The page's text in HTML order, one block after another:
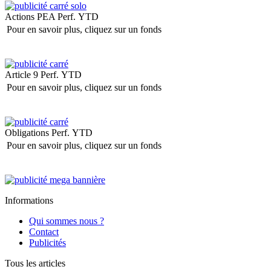
Actions PEA Perf. YTD
Pour en savoir plus, cliquez sur un fonds
Article 9 Perf. YTD
Pour en savoir plus, cliquez sur un fonds
Obligations Perf. YTD
Pour en savoir plus, cliquez sur un fonds
Informations
Qui sommes nous ?
Contact
Publicités
Tous les articles